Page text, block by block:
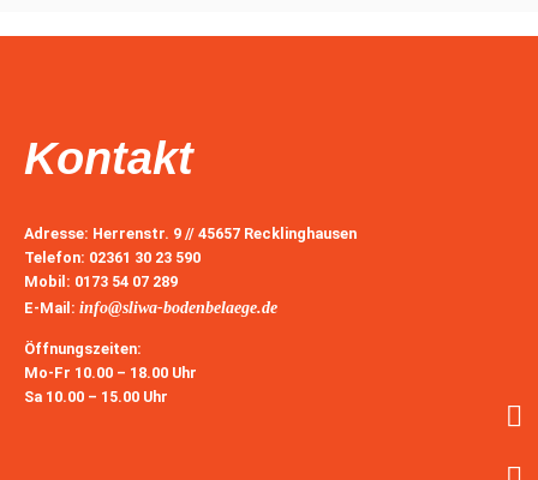
Kontakt
Adresse: Herrenstr. 9 // 45657 Recklinghausen
Telefon: 02361 30 23 590
Mobil: 0173 54 07 289
E-Mail : info@sliwa-bodenbelaege.de
Öffnungszeiten:
Mo-Fr 10.00 – 18.00 Uhr
Sa 10.00 – 15.00 Uhr